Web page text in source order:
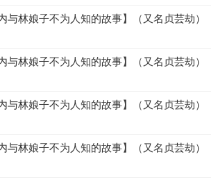
与林娘子不为人知的故事】（又名贞芸劫）
与林娘子不为人知的故事】（又名贞芸劫）
与林娘子不为人知的故事】（又名贞芸劫）
与林娘子不为人知的故事】（又名贞芸劫）